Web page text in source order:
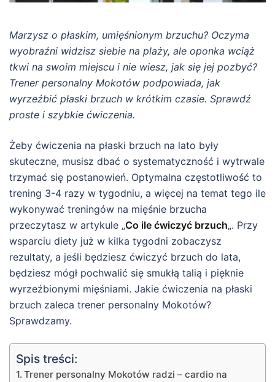
Marzysz o płaskim, umięśnionym brzuchu? Oczyma
wyobraźni widzisz siebie na plaży, ale oponka wciąż
tkwi na swoim miejscu i nie wiesz, jak się jej pozbyć?
Trener personalny Mokotów podpowiada, jak
wyrzeźbić płaski brzuch w krótkim czasie. Sprawdź
proste i szybkie ćwiczenia.
Żeby ćwiczenia na płaski brzuch na lato były
skuteczne, musisz dbać o systematyczność i wytrwale
trzymać się postanowień. Optymalna częstotliwość to
trening 3-4 razy w tygodniu, a więcej na temat tego ile
wykonywać treningów na mięśnie brzucha
przeczytasz w artykule „Co ile ćwiczyć brzuch„. Przy
wsparciu diety już w kilka tygodni zobaczysz
rezultaty, a jeśli będziesz ćwiczyć brzuch do lata,
będziesz mógł pochwalić się smukłą talią i pięknie
wyrzeźbionymi mięśniami. Jakie ćwiczenia na płaski
brzuch zaleca trener personalny Mokotów?
Sprawdzamy.
Spis treści:
Trener personalny Mokotów radzi – cardio na